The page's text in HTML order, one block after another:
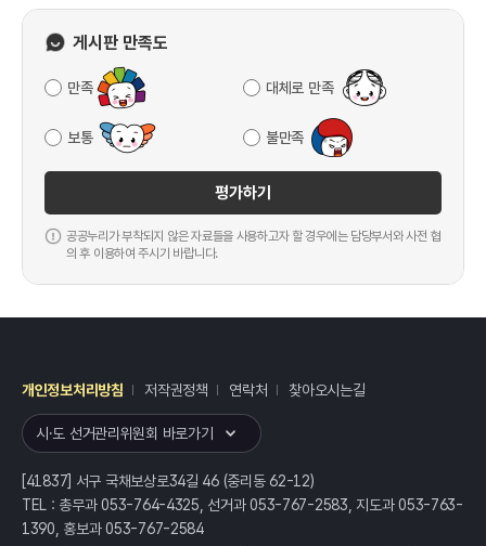
게시판 만족도
만족 대체로 만족
보통 불만족
평가하기
공공누리가 부착되지 않은 자료들을 사용하고자 할 경우에는 담당부서와 사전 협
의 후 이용하여 주시기 바랍니다.
개인정보처리방침 저작권정책 연락처 찾아오시는길
시·도 선거관리위원회 바로가기
[41837] 서구 국채보상로34길 46 (중리동 62-12)
TEL : 총무과 053-764-4325, 선거과 053-767-2583, 지도과 053-763-
1390, 홍보과 053-767-2584